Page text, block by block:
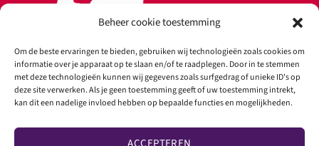
Beheer cookie toestemming
Om de beste ervaringen te bieden, gebruiken wij technologieën zoals cookies om
informatie over je apparaat op te slaan en/of te raadplegen. Door in te stemmen
met deze technologieën kunnen wij gegevens zoals surfgedrag of unieke ID's op
deze site verwerken. Als je geen toestemming geeft of uw toestemming intrekt,
kan dit een nadelige invloed hebben op bepaalde functies en mogelijkheden.